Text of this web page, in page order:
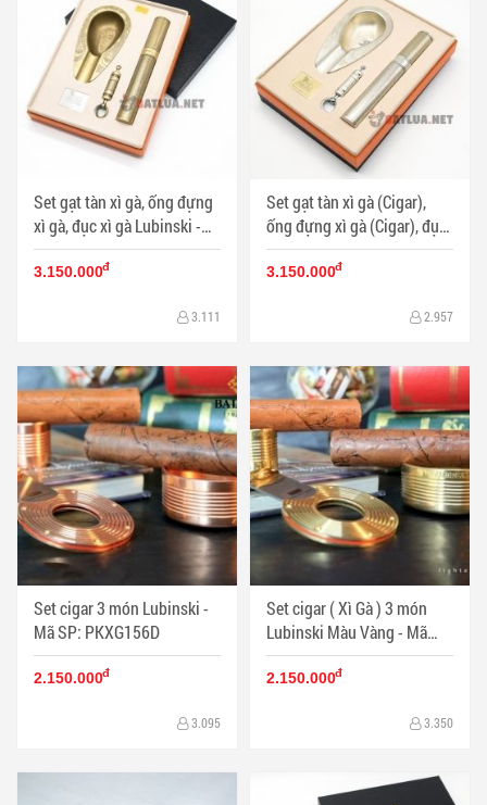
Set gạt tàn xì gà, ống đựng
xì gà, đục xì gà Lubinski -
Mã SP: PKXG158V
3.150.000đ
3.111
Set gạt tàn xì gà (Cigar),
ống đựng xì gà (Cigar), đục
xì gà Lubinski - Mã SP:
PKXG158B
3.150.000đ
2.957
Set cigar 3 món Lubinski -
Mã SP: PKXG156D
2.150.000đ
3.095
Set cigar ( Xì Gà ) 3 món
Lubinski Màu Vàng - Mã
SP: PKXG156V
2.150.000đ
3.350